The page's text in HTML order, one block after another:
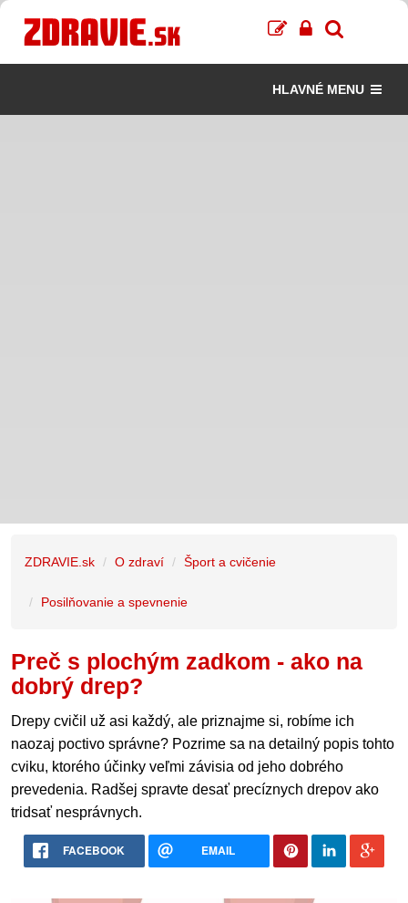
HLAVNÉ MENU
ZDRAVIE.sk O zdraví Šport a cvičenie
Posilňovanie a spevnenie
Preč s plochým zadkom - ako na
dobrý drep?
Drepy cvičil už asi každý, ale priznajme si, robíme ich
naozaj poctivo správne? Pozrime sa na detailný popis tohto
cviku, ktorého účinky veľmi závisia od jeho dobrého
prevedenia. Radšej spravte desať precíznych drepov ako
tridsať nesprávnych.
FACEBOOK EMAIL